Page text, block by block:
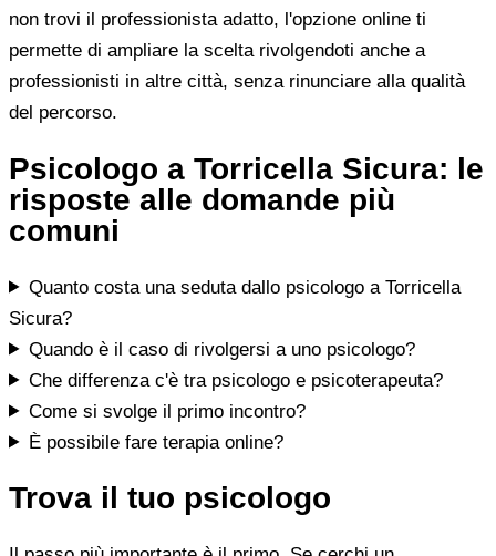
non trovi il professionista adatto, l'opzione online ti
permette di ampliare la scelta rivolgendoti anche a
professionisti in altre città, senza rinunciare alla qualità
del percorso.
Psicologo a Torricella Sicura: le
risposte alle domande più
comuni
Quanto costa una seduta dallo psicologo a Torricella
Sicura?
Quando è il caso di rivolgersi a uno psicologo?
Che differenza c'è tra psicologo e psicoterapeuta?
Come si svolge il primo incontro?
È possibile fare terapia online?
Trova il tuo psicologo